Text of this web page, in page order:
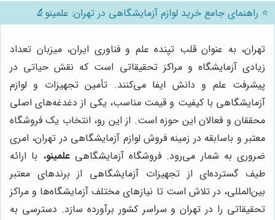
⭐️ راهنمای جامع خرید لوازم آزمایشگاهی در تهران: علمینو🔬
تهران، به عنوان قلب تپنده علم و فناوری ایران، میزبان تعداد
زیادی آزمایشگاه و مراکز تحقیقاتی است که نقش حیاتی در
پیشرفت علم و دانش ایفا می‌کنند. تأمین تجهیزات و لوازم
آزمایشگاهی با کیفیت و قیمت مناسب، یکی از دغدغه‌های اصلی
محققان و فعالان این حوزه است. از این رو، انتخاب یک فروشگاه
معتبر و باسابقه در زمینه فروش لوازم آزمایشگاهی در تهران، امری
ضروری به شمار می‌رود. فروشگاه آزمایشگاهیعلمینو، با ارائه
طیف گسترده‌ای از تجهیزات آزمایشگاهی از برندهای معتبر
بین‌المللی، در تلاش است تا نیازهای مختلف آزمایشگاه‌ها و مراکز
تحقیقاتی را در تهران و سراسر کشور برآورده سازد. دسترسی به